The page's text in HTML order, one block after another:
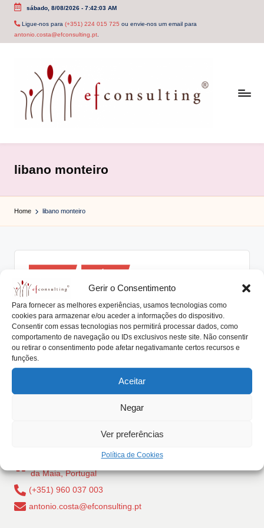
Gerir o Consentimento
Para fornecer as melhores experiências, usamos tecnologias como
cookies para armazenar e/ou aceder a informações do dispositivo.
Consentir com essas tecnologias nos permitirá processar dados, como
comportamento de navegação ou IDs exclusivos neste site. Não consentir
ou retirar o consentimento pode afetar negativamante certos recursos e
funções.
Aceitar
Negar
Ver preferências
Política de Cookies
Skip
sábado, 8/08/2026- 7:42:03 AM
Ligue-nos para (+351) 224 015 725 ou envie-nos um email para
antonio.costa@efconsulting.pt.
c
o
n
u
lt
i
n
g
.
p
t
libano monteiro
Home libano monteiro
Posted
in
Seminário ACEGE: A Sucessão na
Empresa Familiar
by
António Nogueira da Costa Novembro 27, 2018
Seminário ACEGE - A Sucessão na Empresa Familiar:
A vontade da Família e as Implicações…
Rua Dr Carlos Pires Felgueiras, 206 - 1, 4470-157 Cidade
da Maia, Portugal
(+351) 960 037 003
antonio.costa@efconsulting.pt